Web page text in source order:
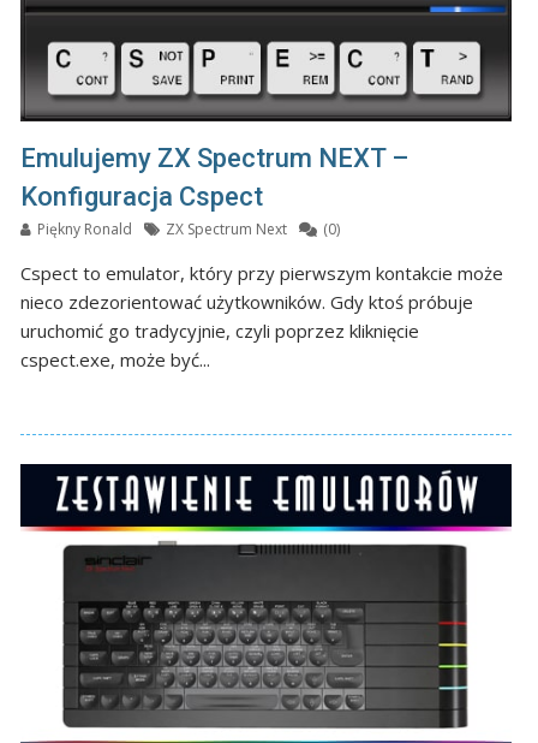
Emulujemy ZX Spectrum NEXT –
Konfiguracja Cspect
Piękny Ronald ZX Spectrum Next (0)
Cspect to emulator, który przy pierwszym kontakcie może
nieco zdezorientować użytkowników. Gdy ktoś próbuje
uruchomić go tradycyjnie, czyli poprzez kliknięcie
cspect.exe, może być...